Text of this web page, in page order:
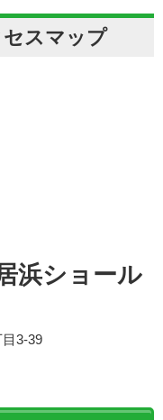
スマップ
浜ショール
3-39